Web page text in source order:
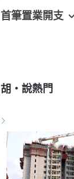
首筆置業開支
胡‧說熱門